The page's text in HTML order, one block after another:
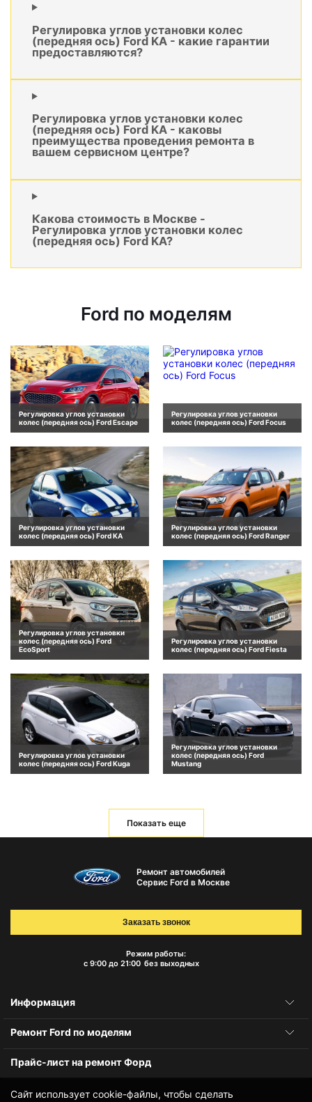
Регулировка углов установки колес
(передняя ось) Ford KA - какие гарантии
предоставляются?
Регулировка углов установки колес
(передняя ось) Ford KA - каковы
преимущества проведения ремонта в
вашем сервисном центре?
Какова стоимость в Москве -
Регулировка углов установки колес
(передняя ось) Ford KA?
Ford по моделям
Регулировка углов установки
колес (передняя ось) Ford Escape
Регулировка углов установки
колес (передняя ось) Ford Focus
Регулировка углов установки
колес (передняя ось) Ford KA
Регулировка углов установки
колес (передняя ось) Ford Ranger
Регулировка углов установки
колес (передняя ось) Ford
EcoSport
Регулировка углов установки
колес (передняя ось) Ford Fiesta
Регулировка углов установки
колес (передняя ось) Ford Kuga
Регулировка углов установки
колес (передняя ось) Ford
Mustang
Показать еще
Сайт использует cookie-файлы, чтобы сделать
Ремонт автомобилей
Сервис Ford в Москве
Режим работы:
с 9:00 до 21:00 без выходных
Заказать звонок
Информация
Ремонт Ford по моделям
Прайс-лист на ремонт Форд